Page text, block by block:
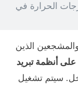
الحرارة في
الذين
أنظمة تبريد
سيتم تشغيل